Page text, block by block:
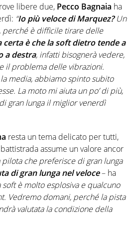
libere due, Pecco Bagnaia ha
“Io più veloce di Marquez?Un
perché è difficile tirare delle
certa è che la soft dietro tende a
a destra, infatti bisognerà vedere,
il problema delle vibrazioni.
media, abbiamo spinto subito
La moto mi aiuta un po’ di più,
gran lunga il miglior venerdì
resta un tema delicato per tutti,
assume un valore ancor
pilota che preferisce di gran lunga
di gran lunga nel veloce– ha
soft è molto esplosiva e qualcuno
Vedremo domani, perché la pista
valutata la condizione della